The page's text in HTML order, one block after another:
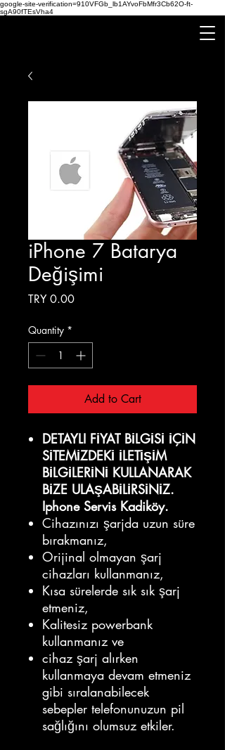
google-site-verification=910VFGb_lb1AYvoFbMfr3Cb62O-ft-
sgA90fTEsVha4
iPhone 7 Batarya
Değişimi
TRY 0.00Price
Quantity *
Add to Cart
DETAYLI FİYAT BİLGİSİ İÇİN
SİTEMİZDEKİ İLETİŞİM
BİLGİLERİNİ KULLANARAK
BİZE ULAŞABİLİRSİNİZ.
Iphone Servis Kadiköy.
Cihazınızı şarjda uzun süre
bırakmanız,
Orijinal olmayan şarj
cihazları kullanmanız,
Kısa sürelerde sık sık şarj
etmeniz,
Kalitesiz powerbank
kullanmanız ve
cihaz şarj alırken
kullanmaya devam etmeniz
gibi sıralanabilecek
sebepler telefonunuzun pil
sağlığını olumsuz etkiler.